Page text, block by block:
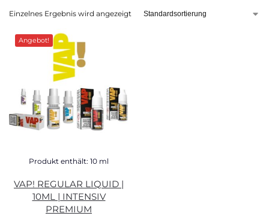
Einzelnes Ergebnis wird angezeigt
Angebot!
Produkt enthält: 10 ml
VAP! REGULAR LIQUID |
10ML | INTENSIV
PREMIUM